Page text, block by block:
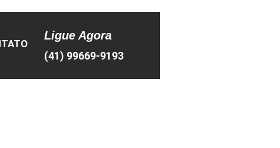
Ligue Agora
(41) 99669-9193